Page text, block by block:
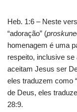
Heb. 1:6 – Neste
“adoração” (
homenagem é uma
respeito, inclusive se
aceitam Jesus ser
eles traduzem como
de Deus, eles
28:9.